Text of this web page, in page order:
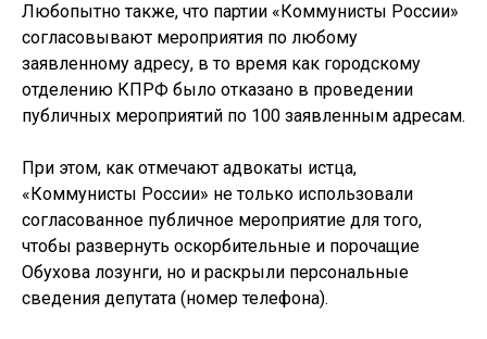
Любопытно также, что партии «Коммунисты России»
согласовывают мероприятия по любому
заявленному адресу, в то время как городскому
отделению КПРФ было отказано в проведении
публичных мероприятий по 100 заявленным адресам.
При этом, как отмечают адвокаты истца,
«Коммунисты России» не только использовали
согласованное публичное мероприятие для того,
чтобы развернуть оскорбительные и порочащие
Обухова лозунги, но и раскрыли персональные
сведения депутата (номер телефона).